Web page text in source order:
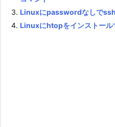
Linuxにpasswordなしで
Linuxにhtopをインストール